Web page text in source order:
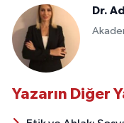
Dr.
Yazarın Diğer